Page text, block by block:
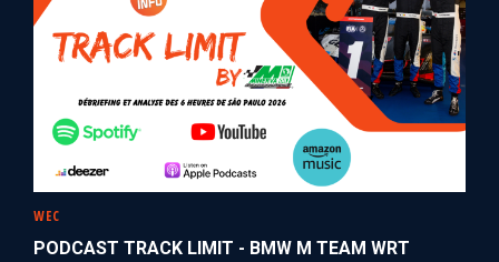
WEC
PODCAST TRACK LIMIT - BMW M TEAM WRT